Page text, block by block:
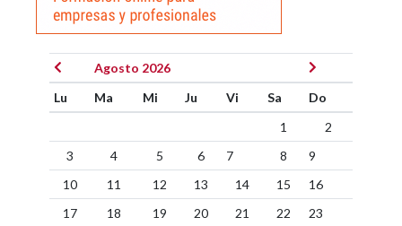
Agosto 2026
Lu
Ma Mi Ju Vi Sa
Do
1
2
3
4 5 6 7 8
9
10
11 12 13 14 15
16
17
18 19 20 21 22
23